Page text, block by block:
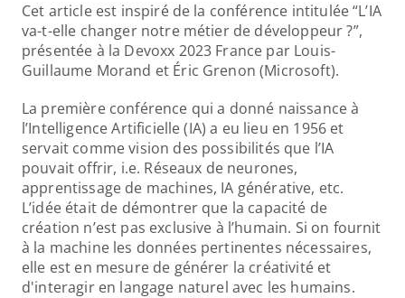
Cet article est inspiré de la conférence intitulée “L’IA
va-t-elle changer notre métier de développeur ?”,
présentée à la Devoxx 2023 France par Louis-
Guillaume Morand et Éric Grenon (Microsoft).
La première conférence qui a donné naissance à
l’Intelligence Artificielle (IA) a eu lieu en 1956 et
servait comme vision des possibilités que l’IA
pouvait offrir, i.e. Réseaux de neurones,
apprentissage de machines, IA générative, etc.
L’idée était de démontrer que la capacité de
création n’est pas exclusive à l’humain. Si on fournit
à la machine les données pertinentes nécessaires,
elle est en mesure de générer la créativité et
d'interagir en langage naturel avec les humains.